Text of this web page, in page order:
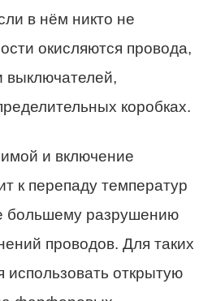
в нём никто не
окисляются провода,
выключателей,
коробках.
и включение
к перепаду температур
большему разрушению
проводов. Для таких
использовать открытую